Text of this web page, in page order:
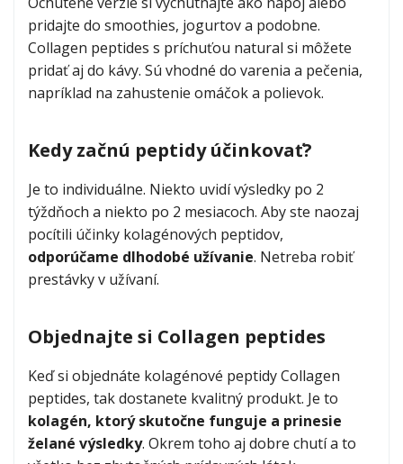
pridajte do smoothies, jogurtov a podobne.
Collagen peptides s príchuťou natural si môžete
pridať aj do kávy. Sú vhodné do varenia a pečenia,
napríklad na zahustenie omáčok a polievok.
Kedy začnú peptidy účinkovať?
Je to individuálne. Niekto uvidí výsledky po 2
týždňoch a niekto po 2 mesiacoch. Aby ste naozaj
pocítili účinky kolagénových peptidov,
odporúčame dlhodobé užívanie. Netreba robiť
prestávky v užívaní.
Objednajte si Collagen peptides
Keď si objednáte kolagénové peptidy Collagen
peptides, tak dostanete kvalitný produkt. Je to
kolagén, ktorý skutočne funguje a prinesie
želané výsledky. Okrem toho aj dobre chutí a to